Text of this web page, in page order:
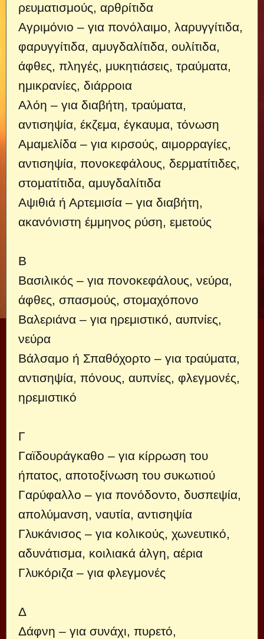
ρευματισμούς, αρθρίτιδα
Αγριμόνιο – για πονόλαιμο, λαρυγγίτιδα,
φαρυγγίτιδα, αμυγδαλίτιδα, ουλίτιδα,
άφθες, πληγές, μυκητιάσεις, τραύματα,
ημικρανίες, διάρροια
Αλόη – για διαβήτη, τραύματα,
αντισηψία, έκζεμα, έγκαυμα, τόνωση
Αμαμελίδα – για κιρσούς, αιμορραγίες,
αντισηψία, πονοκεφάλους, δερματίτιδες,
στοματίτιδα, αμυγδαλίτιδα
Αψιθιά ή Αρτεμισία – για διαβήτη,
ακανόνιστη έμμηνος ρύση, εμετούς
Β
Βασιλικός – για πονοκεφάλους, νεύρα,
άφθες, σπασμούς, στομαχόπονο
Βαλεριάνα – για ηρεμιστικό, αυπνίες,
νεύρα
Βάλσαμο ή Σπαθόχορτο – για τραύματα,
αντισηψία, πόνους, αυπνίες, φλεγμονές,
ηρεμιστικό
Γ
Γαϊδουράγκαθο – για κίρρωση του
ήπατος, αποτοξίνωση του συκωτιού
Γαρύφαλλο – για πονόδοντο, δυσπεψία,
απολύμανση, ναυτία, αντισηψία
Γλυκάνισος – για κολικούς, χωνευτικό,
αδυνάτισμα, κοιλιακά άλγη, αέρια
Γλυκόριζα – για φλεγμονές
Δ
Δάφνη – για συνάχι, πυρετό,